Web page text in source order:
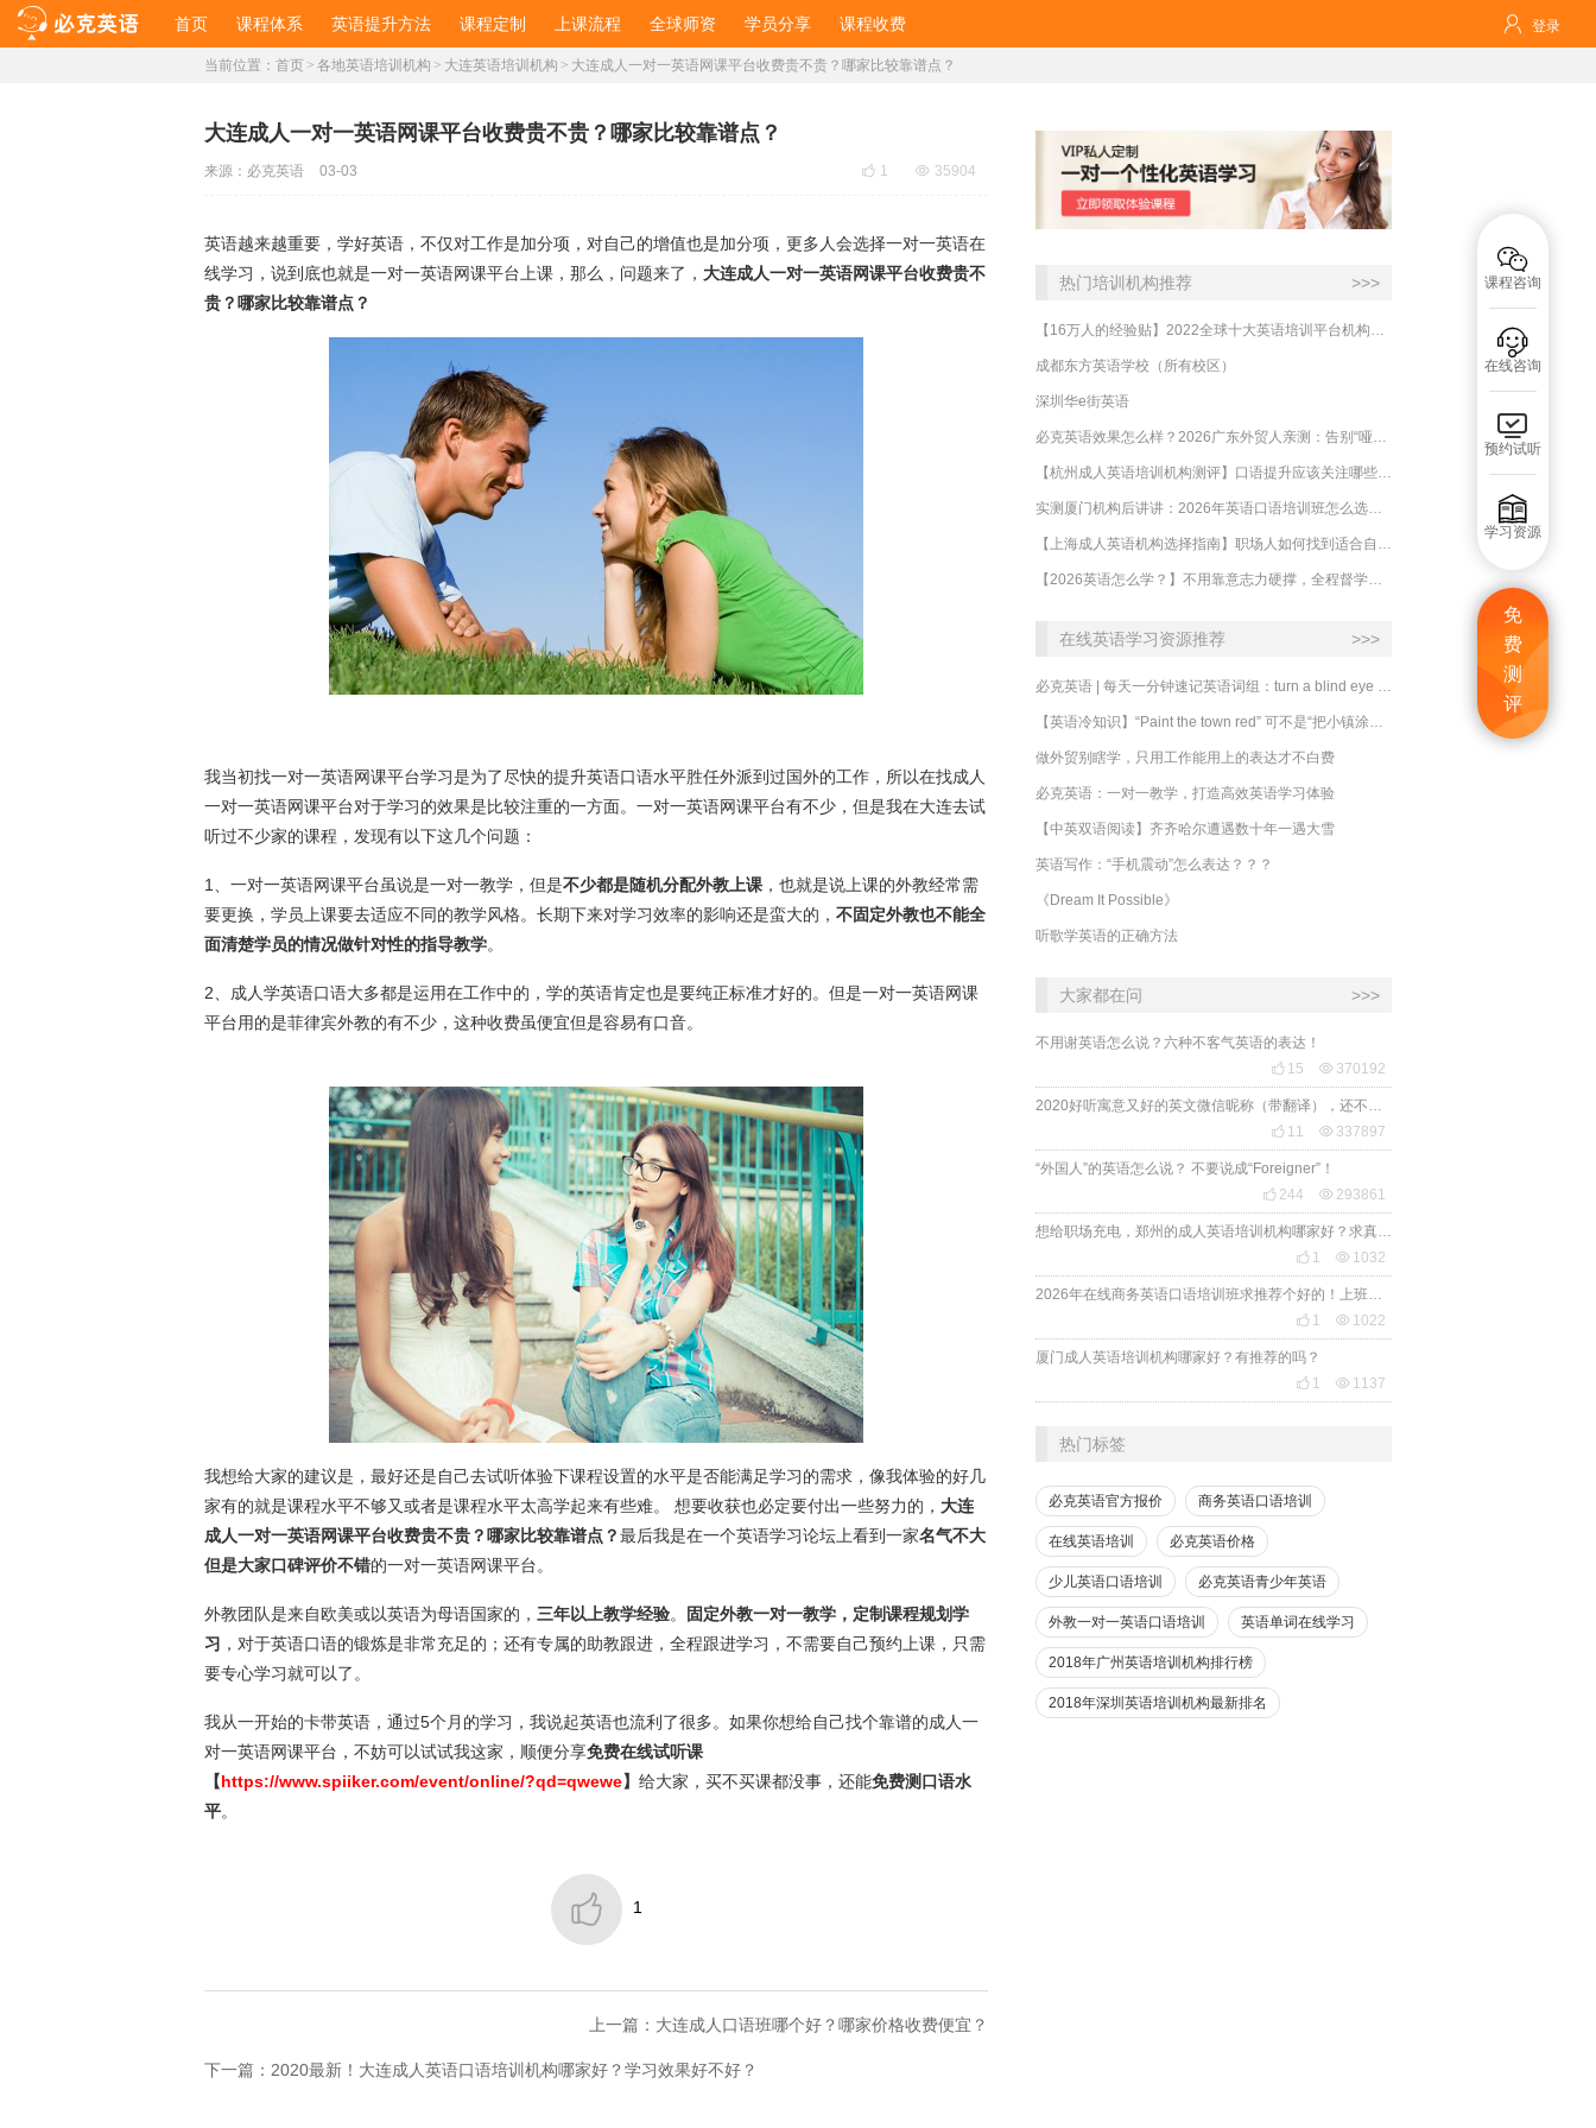
首页 课程体系 英语提升方法 课程定制 上课流程 全球师资 学员分享 课程收费  登录

课程咨询

在线咨询

预约试听

学习资源
免
费
测
评
当前位置： 首页 > 各地英语培训机构 > 大连英语培训机构 > 大连成人一对一英语网课平台收费贵不贵？哪家比较靠谱点？
大连成人一对一英语网课平台收费贵不贵？哪家比较靠谱点？
 1  35904
来源： 必克英语 03-03
英语越来越重要，学好英语，不仅对工作是加分项，对自己的增值也是加分项，更多人会选择一对一英语在
线学习，说到底也就是一对一英语网课平台上课，那么，问题来了， 大连成人一对一英语网课平台收费贵不
贵？哪家比较靠谱点？
我当初找一对一英语网课平台学习是为了尽快的提升英语口语水平胜任外派到过国外的工作，所以在找成人
一对一英语网课平台对于学习的效果是比较注重的一方面。一对一英语网课平台有不少，但是我在大连去试
听过不少家的课程，发现有以下这几个问题：
1、一对一英语网课平台虽说是一对一教学，但是不少都是随机分配外教上课 ，也就是说上课的外教经常需
要更换，学员上课要去适应不同的教学风格。长期下来对学习效率的影响还是蛮大的， 不固定外教也不能全
面清楚学员的情况做针对性的指导教学。
2、成人学英语口语大多都是运用在工作中的，学的英语肯定也是要纯正标准才好的。但是一对一英语网课
平台用的是菲律宾外教的有不少，这种收费虽便宜但是容易有口音。
我想给大家的建议是，最好还是自己去试听体验下课程设置的水平是否能满足学习的需求，像我体验的好几
家有的就是课程水平不够又或者是课程水平太高学起来有些难。 想要收获也必定要付出一些努力的， 大连
成人一对一英语网课平台收费贵不贵？哪家比较靠谱点？最后我是在一个英语学习论坛上看到一家名气不大
但是大家口碑评价不错的一对一英语网课平台。
外教团队是来自欧美或以英语为母语国家的， 三年以上教学经验。
固定外教一对一教学，定制课程规划学
习 ，对于英语口语的锻炼是非常充足的；还有专属的助教跟进，全程跟进学习，不需要自己预约上课，只需
要专心学习就可以了。
我从一开始的卡带英语，通过5个月的学习，我说起英语也流利了很多。如果你想给自己找个靠谱的成人一
对一英语网课平台，不妨可以试试我这家，顺便分享免费在线试听课
【https://www.spiiker.com/event/online/?qd=qwewe】 给大家，买不买课都没事，还能免费测口语水
平。
 1
上一篇：大连成人口语班哪个好？哪家价格收费便宜？
下一篇：2020最新！大连成人英语口语培训机构哪家好？学习效果好不好？
热门培训机构推荐 >>>
成都东方英语学校（所有校区）
深圳华e街英语
在线英语学习资源推荐 >>>
做外贸别瞎学，只用工作能用上的表达才不白费
必克英语：一对一教学，打造高效英语学习体验
【中英双语阅读】齐齐哈尔遭遇数十年一遇大雪
英语写作：“手机震动”怎么表达？？？
《Dream It Possible》
听歌学英语的正确方法
大家都在问 >>>
不用谢英语怎么说？六种不客气英语的表达！
 15  370192
 11  337897
“外国人”的英语怎么说？ 不要说成“Foreigner”！
 244  293861
 1  1032
 1  1022
厦门成人英语培训机构哪家好？有推荐的吗？
 1  1137
热门标签
必克英语官方报价 商务英语口语培训
在线英语培训 必克英语价格
少儿英语口语培训 必克英语青少年英语
外教一对一英语口语培训 英语单词在线学习
2018年广州英语培训机构排行榜
2018年深圳英语培训机构最新排名